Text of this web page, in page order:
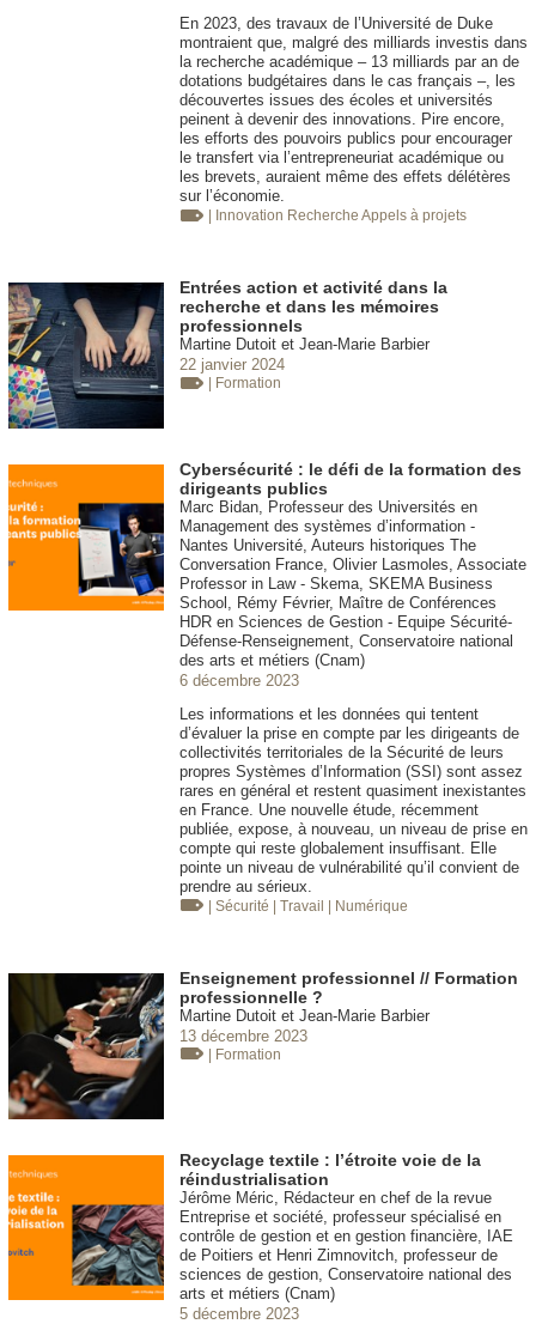
En 2023, des travaux de l’Université de Duke
montraient que, malgré des milliards investis dans
la recherche académique – 13 milliards par an de
dotations budgétaires dans le cas français –, les
découvertes issues des écoles et universités
peinent à devenir des innovations. Pire encore,
les efforts des pouvoirs publics pour encourager
le transfert via l’entrepreneuriat académique ou
les brevets, auraient même des effets délétères
sur l’économie.
| Innovation Recherche Appels à projets
Entrées action et activité dans la
recherche et dans les mémoires
professionnels
Martine Dutoit et Jean-Marie Barbier
22 janvier 2024
| Formation
Cybersécurité : le défi de la formation des
dirigeants publics
Marc Bidan, Professeur des Universités en
Management des systèmes d’information -
Nantes Université, Auteurs historiques The
Conversation France, Olivier Lasmoles, Associate
Professor in Law - Skema, SKEMA Business
School, Rémy Février, Maître de Conférences
HDR en Sciences de Gestion - Equipe Sécurité-
Défense-Renseignement, Conservatoire national
des arts et métiers (Cnam)
6 décembre 2023
Les informations et les données qui tentent
d’évaluer la prise en compte par les dirigeants de
collectivités territoriales de la Sécurité de leurs
propres Systèmes d’Information (SSI) sont assez
rares en général et restent quasiment inexistantes
en France. Une nouvelle étude, récemment
publiée, expose, à nouveau, un niveau de prise en
compte qui reste globalement insuffisant. Elle
pointe un niveau de vulnérabilité qu’il convient de
prendre au sérieux.
| Sécurité | Travail | Numérique
Enseignement professionnel // Formation
professionnelle ?
Martine Dutoit et Jean-Marie Barbier
13 décembre 2023
| Formation
Recyclage textile : l’étroite voie de la
réindustrialisation
Jérôme Méric, Rédacteur en chef de la revue
Entreprise et société, professeur spécialisé en
contrôle de gestion et en gestion financière, IAE
de Poitiers et Henri Zimnovitch, professeur de
sciences de gestion, Conservatoire national des
arts et métiers (Cnam)
5 décembre 2023